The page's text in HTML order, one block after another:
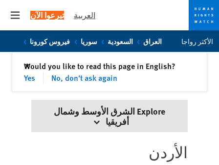
Skip
to
Skip
to
العربية تبرعوا الآن
الأكثر رواجا العراق السعودية سوريا فيروس كورونا
Would you like to read this page in English?
Yes
No, don't ask again
✕إغلاق
Explore الشرق الأوسط وشمال
أفريقيا
الأردن